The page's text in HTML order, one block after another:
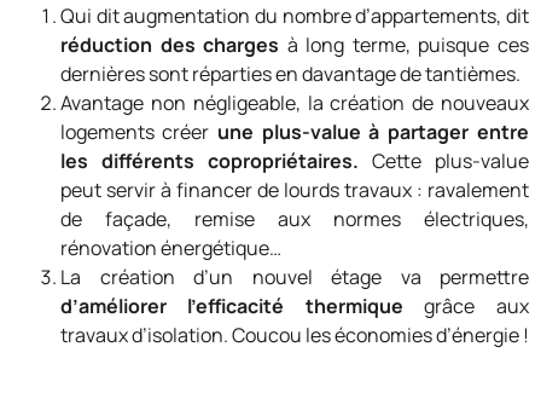
Qui dit augmentation du nombre d’appartements, dit
réduction des charges à long terme, puisque ces
dernières sont réparties en davantage de tantièmes.
Avantage non négligeable, la création de nouveaux
logements créer une plus-value à partager entre
les différents copropriétaires. Cette plus-value
peut servir à financer de lourds travaux : ravalement
de façade, remise aux normes électriques,
rénovation énergétique…
La création d’un nouvel étage va permettre
d’améliorer l’efficacité thermique grâce aux
travaux d’isolation. Coucou les économies d’énergie !